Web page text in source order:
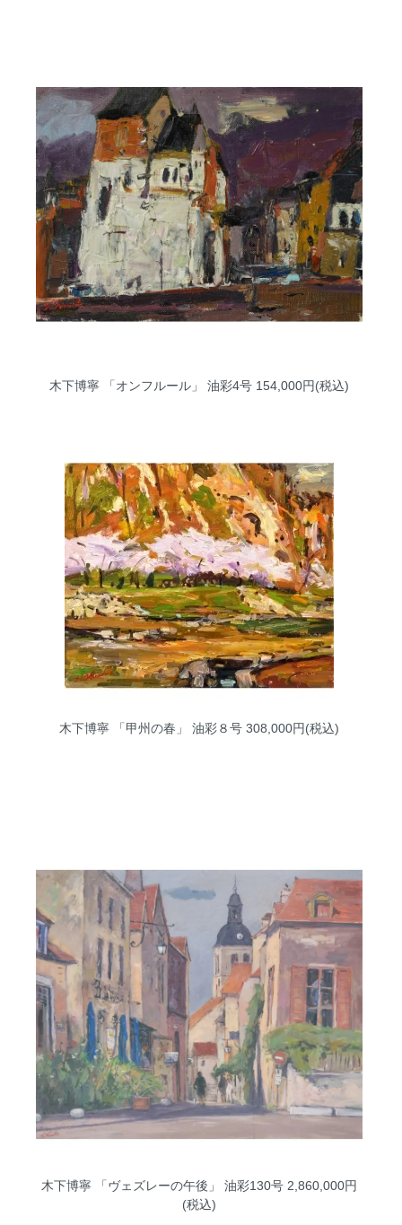
木下博寧 「オンフルール」 油彩4号154,000円(税込)
木下博寧 「甲州の春」 油彩８号308,000円(税込)
木下博寧 「ヴェズレーの午後」 油彩130号2,860,000円
(税込)